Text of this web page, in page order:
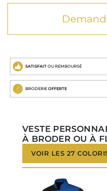
SATISFAIT OU REMBOURSÉ
BRODERIE OFFERTE
VESTE
À BRODER OU À
VOIR LES 27